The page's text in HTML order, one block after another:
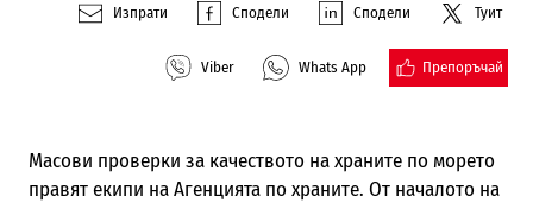
Изпрати Сподели Сподели Туит
Viber Whats App Препоръчай
Масови проверки за качеството на храните по морето
правят екипи на Агенцията по храните. От началото на